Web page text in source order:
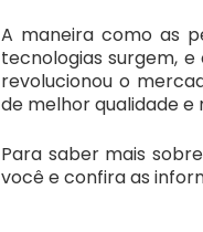
A maneira como as
tecnologias surgem,
revolucionou o
de melhor qualidade
Para saber mais
você e confira as